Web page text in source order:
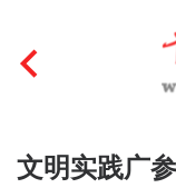
首页
文明实践广